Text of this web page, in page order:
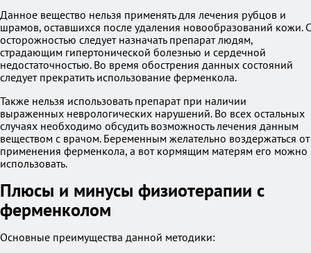
Данное вещество нельзя применять для лечения рубцов и
шрамов, оставшихся после удаления новообразований кожи. С
осторожностью следует назначать препарат людям,
страдающим гипертонической болезнью и сердечной
недостаточностью. Во время обострения данных состояний
следует прекратить использование ферменкола.
Также нельзя использовать препарат при наличии
выраженных неврологических нарушений. Во всех остальных
случаях необходимо обсудить возможность лечения данным
веществом с врачом. Беременным желательно воздержаться от
применения ферменкола, а вот кормящим матерям его можно
использовать.
Плюсы и минусы физиотерапии с
ферменколом
Основные преимущества данной методики: